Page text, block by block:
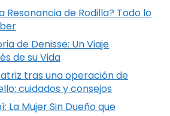
Resonancia de Rodilla? Todo lo
de Denisse: Un Viaje
de su Vida
tras una operación de
cuidados y consejos
La Mujer Sin Dueño que